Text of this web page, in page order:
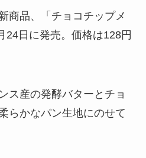
商品、「チョコチップメ
24日に発売。価格は128円
ス産の発酵バターとチョ
らかなパン生地にのせて